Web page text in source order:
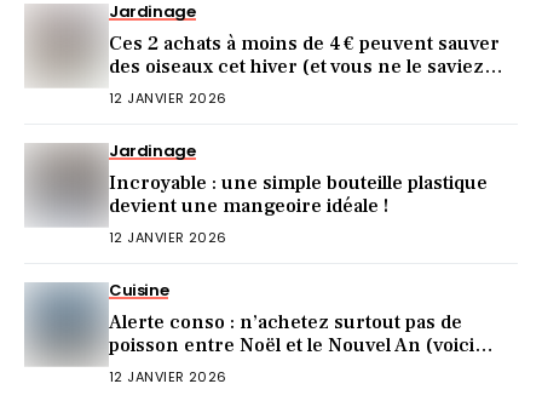
Jardinage
Ces 2 achats à moins de 4 € peuvent sauver
des oiseaux cet hiver (et vous ne le saviez
pas)
12 JANVIER 2026
Jardinage
Incroyable : une simple bouteille plastique
devient une mangeoire idéale !
12 JANVIER 2026
Cuisine
Alerte conso : n’achetez surtout pas de
poisson entre Noël et le Nouvel An (voici
pourquoi)
12 JANVIER 2026